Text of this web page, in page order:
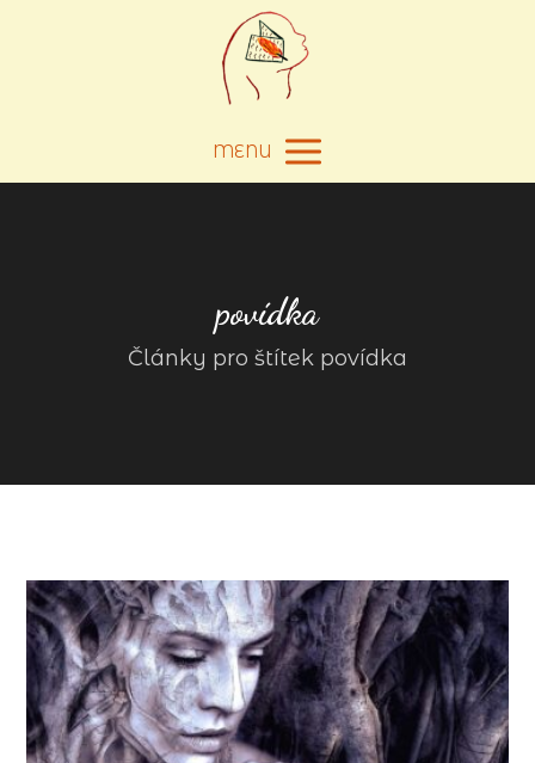
MENU
povídka
Články pro štítek povídka